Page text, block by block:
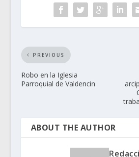
PREVIOUS
Robo en la Iglesia
Parroquial de Valdencin
ABOUT THE AUTHOR